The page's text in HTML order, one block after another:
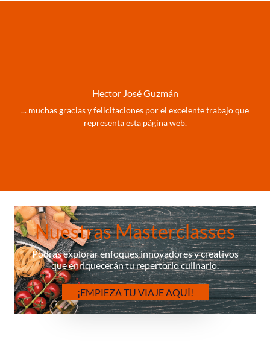
Hector José Guzmán
... muchas gracias y felicitaciones por el excelente trabajo que
representa esta página web.
Nuestras Masterclasses
Podrás explorar enfoques innovadores y creativos
que enriquecerán tu repertorio culinario.
¡EMPIEZA TU VIAJE AQUÍ!